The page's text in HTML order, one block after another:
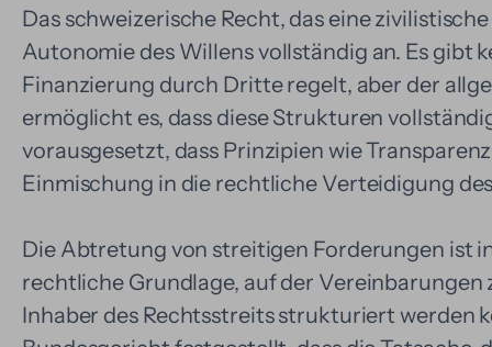
Das schweizerische Recht, das eine
Autonomie des Willens vollständig an. Es gibt
Finanzierung durch Dritte regelt, aber der
ermöglicht es, dass diese Strukturen
vorausgesetzt, dass Prinzipien wie
Einmischung in die rechtliche Verteidigung
Die Abtretung von streitigen Forderungen ist
rechtliche Grundlage, auf der Vereinbarungen
Inhaber des Rechtsstreits strukturiert werden